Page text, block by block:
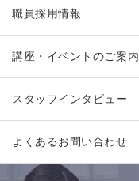
職員採用情報
講座・イベントのご案内
スタッフインタビュー
よくあるお問い合わせ